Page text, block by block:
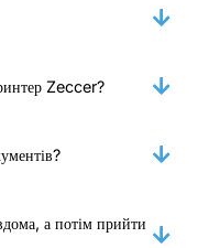
Zeccer?
а потім прийти